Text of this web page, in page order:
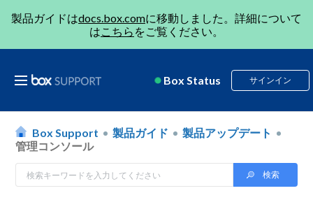
製品ガイドはdocs.box.comに移動しました。詳細について
はこちら をご覧ください。
Box Status サインイン
Box Support 製品ガイド
製品アップデート
管理コンソール